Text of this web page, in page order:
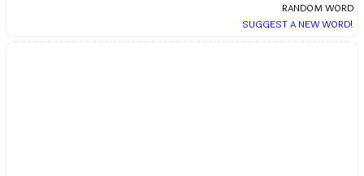
RANDOM WORD
SUGGEST A NEW WORD!